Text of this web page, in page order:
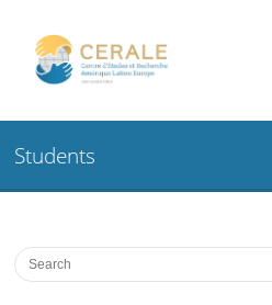
Students